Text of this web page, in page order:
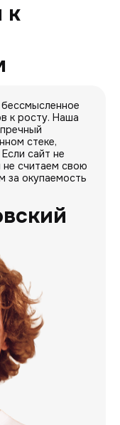
к
к росту. Наша
стеке,
сайт не
считаем свою
за окупаемость